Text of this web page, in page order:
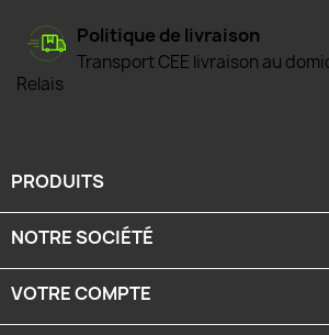
Politique de livraison
Transport CEE livraison au
Relais
PRODUITS
NOTRE SOCIÉTÉ
VOTRE COMPTE